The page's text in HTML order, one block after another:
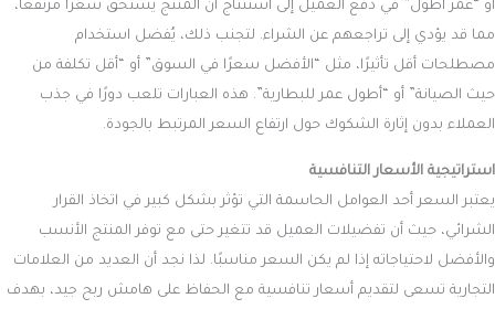
أو “عمر أطول” في دفع العميل إلى استنتاج أن المنتج يستحق سعرًا مرتفعًا،
مما قد يؤدي إلى تراجعهم عن الشراء. لتجنب ذلك، يُفضل استخدام
مصطلحات أقل تأثيرًا، مثل “الأفضل سعرًا في السوق” أو “أقل تكلفة من
حيث الصيانة” أو “أطول عمر للبطارية”. هذه العبارات تلعب دورًا في جذب
العملاء بدون إثارة الشكوك حول ارتفاع السعر المرتبط بالجودة.
استراتيجية الأسعار التنافسية
يعتبر السعر أحد العوامل الحاسمة التي تؤثر بشكل كبير في اتخاذ القرار
الشرائي، حيث أن تفضيلات العميل قد تتغير حتى مع توفر المنتج الأنسب
والأفضل لاحتياجاته إذا لم يكن السعر مناسبًا. لذا نجد أن العديد من العلامات
التجارية تسعى لتقديم أسعار تنافسية مع الحفاظ على هامش ربح جيد، بهدف